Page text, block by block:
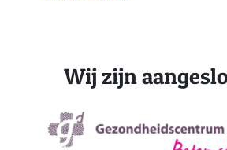
Wij zijn